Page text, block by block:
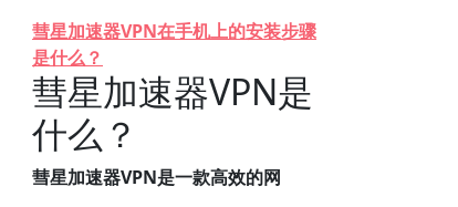
彗星加速器VPN在手机上的安装步骤
是什么？
彗星加速器VPN是
什么？
彗星加速器VPN是一款高效的网